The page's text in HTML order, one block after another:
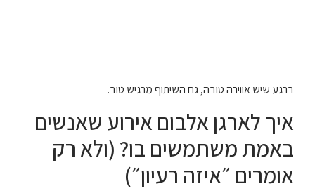
ברגע שיש אווירה טובה, גם השיתוף מרגיש טוב.
איך לארגן אלבום אירוע שאנשים
באמת משתמשים בו? (ולא רק
אומרים ״איזה רעיון״)